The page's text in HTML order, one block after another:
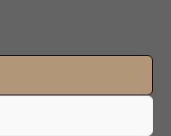
daugiausiai
baldų gamybą, bet
ir spintas, spintas
miegamojo baldus,
vonios baldus,